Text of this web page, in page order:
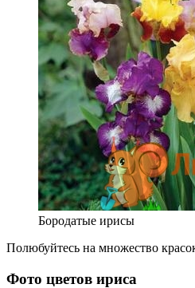
Бородатые ирисы
Полюбуйтесь на множество
Фото цветов ириса